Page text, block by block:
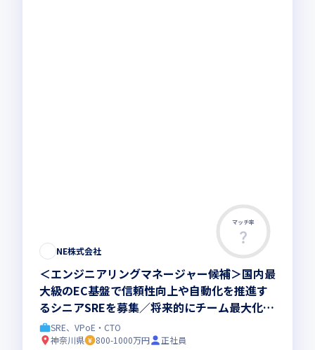
マッチ率
NE株式会社
＜エンジニアリングマネージャー候補＞国内最
大級のEC基盤で信頼性向上や自動化を推進す
るシニアSREを募集／将来的にチーム最大化を
担当するマネージャーへのキャリアアップを期
待するポジションです
SRE、VPoE・CTO
神奈川県
800-1000万円
正社員